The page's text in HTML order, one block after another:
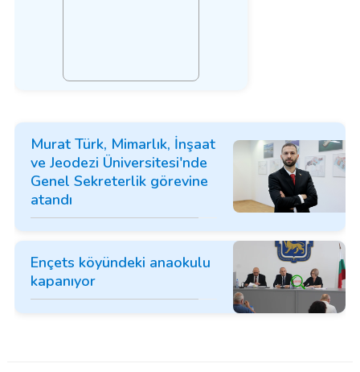
Murat Türk, Mimarlık, İnşaat
ve Jeodezi Üniversitesi'nde
Genel Sekreterlik görevine
atandı
Ençets köyündeki anaokulu
kapanıyor